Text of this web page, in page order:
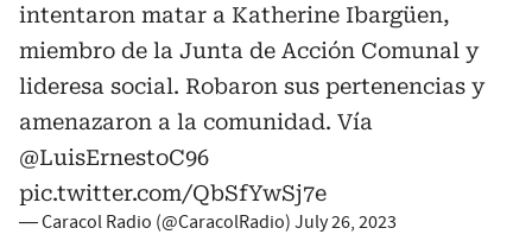
intentaron matar a Katherine Ibargüen,
miembro de la Junta de Acción Comunal y
lideresa social. Robaron sus pertenencias y
amenazaron a la comunidad. Vía
@LuisErnestoC96
pic.twitter.com/QbSfYwSj7e
— Caracol Radio (@CaracolRadio) July 26, 2023